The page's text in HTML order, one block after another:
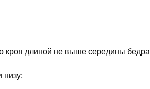
кроя длиной не выше середины
низу;